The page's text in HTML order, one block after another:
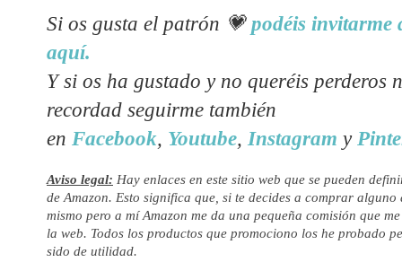
Si os gusta el patrón 💗podéis
aquí.
Y si os ha gustado y no queréis perderos
recordad seguirme también
en Facebook, Youtube, Instagram y
Aviso legal: Hay enlaces en este sitio web que se pueden
de Amazon. Esto significa que, si te decides a comprar
mismo pero a mí Amazon me da una pequeña comisión que
la web. Todos los productos que promociono los he probado
sido de utilidad.